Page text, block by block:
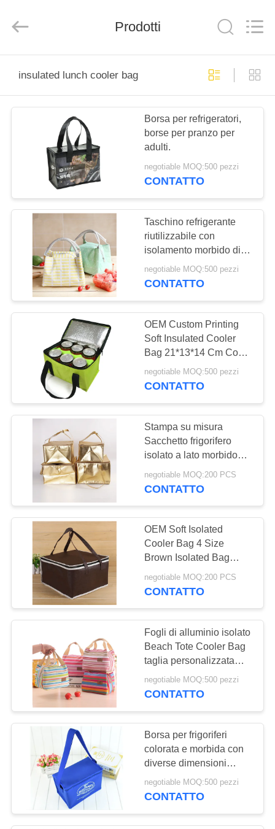
PRODOTTI
CIRCA
GIRO
DELLA
FABBRICA
CONTROLLO
DI
QUALITÀ
CONTATTO
STATI
UNITI
RICHIEDA
UNA
CITAZIONE
MAPPA
DEL
SITO
PRIVACY
POLICY
trading
Rights
Prodotti
insulated lunch cooler bag
Borsa per refrigeratori,
borse per pranzo per
adulti.
negotiable MOQ:500 pezzi
CONTATTO
Taschino refrigerante
riutilizzabile con
isolamento morbido di
grande capacità con
materiale di tessuto di
negotiable MOQ:500 pezzi
CONTATTO
OEM Custom Printing
Soft Insulated Cooler
Bag 21*13*14 Cm Con
4L 16L 32L Capacità
negotiable MOQ:500 pezzi
CONTATTO
Stampa su misura
Sacchetto frigorifero
isolato a lato morbido
dorato per picnic a porta
esterna
negotiable MOQ:200 PCS
CONTATTO
OEM Soft Isolated
Cooler Bag 4 Size
Brown Isolated Bag
Stock Disponibile
negotiable MOQ:200 PCS
CONTATTO
Fogli di alluminio isolato
Beach Tote Cooler Bag
taglia personalizzata
FDA approvato
negotiable MOQ:500 pezzi
CONTATTO
Borsa per frigoriferi
colorata e morbida con
diverse dimensioni
disponibili
negotiable MOQ:500 pezzi
CONTATTO